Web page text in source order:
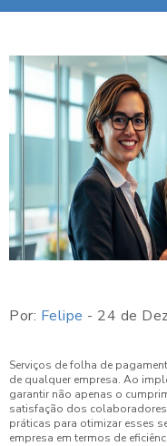
Por: Felipe - 24 de
Serviços de folha de
de qualquer empresa. Ao
garantir não apenas o
satisfação dos
práticas para otimizar esses
empresa em termos de